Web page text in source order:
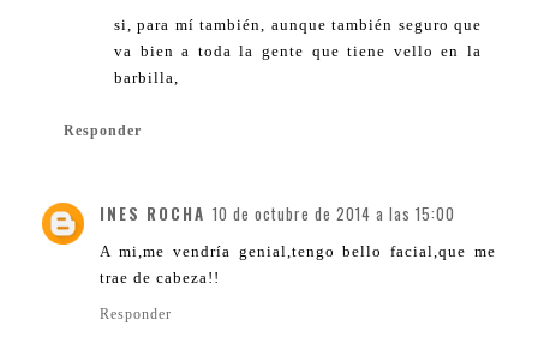
si, para mí también, aunque también seguro que
va bien a toda la gente que tiene vello en la
barbilla,
Responder
INES ROCHA 10 de octubre de 2014 a las 15:00
A mi,me vendría genial,tengo bello facial,que me
trae de cabeza!!
Responder